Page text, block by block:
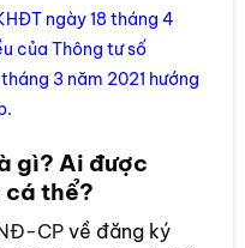
ngày 18 tháng 4
của Thông tư số
3 năm 2021 hướng
gì? Ai được
cá thể?
CPvề đăng ký